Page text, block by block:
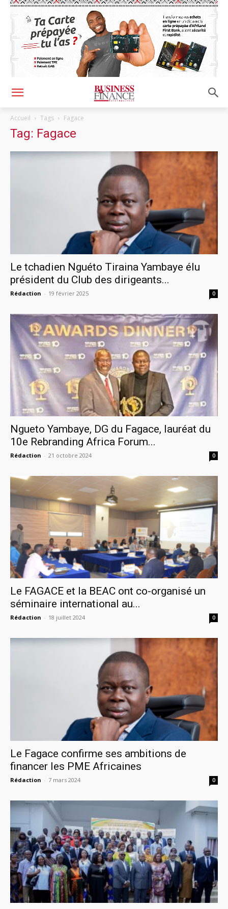
Accueil Tags Fagace
Tag: Fagace
Le tchadien Nguéto Tiraina Yambaye élu
président du Club des dirigeants...
Rédaction - 19 février 2025 0
Ngueto Yambaye, DG du Fagace, lauréat du
10e Rebranding Africa Forum...
Rédaction - 21 octobre 2024 0
Le FAGACE et la BEAC ont co-organisé un
séminaire international au...
Rédaction - 18 juillet 2024 0
Le Fagace confirme ses ambitions de
financer les PME Africaines
Rédaction - 7 mars 2024 0